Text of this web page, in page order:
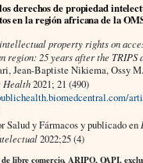
derechos de propiedad
en la región africana de la
property rights on
region: 25 years after the TRIPS
Jean-Baptiste Nikiema, Ossy
Health2021; 21 (490)
Salud y Fármacos y publicado en
2022;25 (4)
de libre comercio, ARIPO, OAPI,